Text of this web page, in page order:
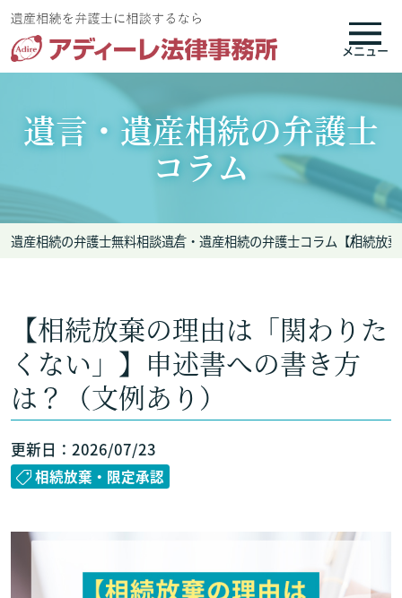
メニュー
遺言・遺産相続の弁護士
コラム
遺産相続の弁護士無料相談遺言・遺産相続の弁護士コラム 【相続放
【相続放棄の理由は「関わりた
くない」】申述書への書き方
は？（文例あり）
更新日：2026/07/23
相続放棄・限定承認